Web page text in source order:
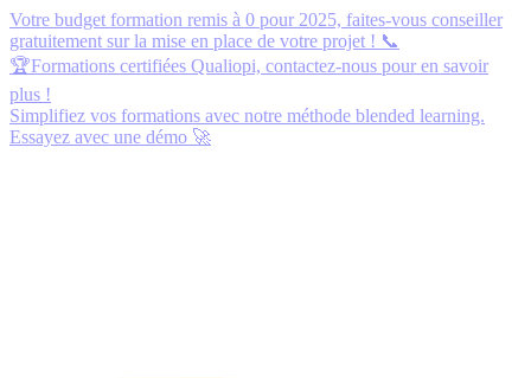
Votre budget formation remis à 0 pour 2025, faites-vous conseiller
gratuitement sur la mise en place de votre projet ! 📞
🏆Formations certifiées Qualiopi, contactez-nous pour en savoir
plus !
Simplifiez vos formations avec notre méthode blended learning.
Essayez avec une démo 🚀